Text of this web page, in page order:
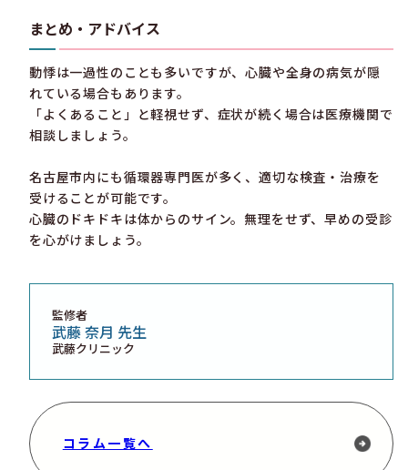
まとめ・アドバイス
動悸は一過性のことも多いですが、心臓や全身の病気が隠
れている場合もあります。
「よくあること」と軽視せず、症状が続く場合は医療機関で
相談しましょう。
名古屋市内にも循環器専門医が多く、適切な検査・治療を
受けることが可能です。
心臓のドキドキは体からのサイン。無理をせず、早めの受診
を心がけましょう。
監修者
武藤 奈月 先生
武藤クリニック
コラム一覧へ